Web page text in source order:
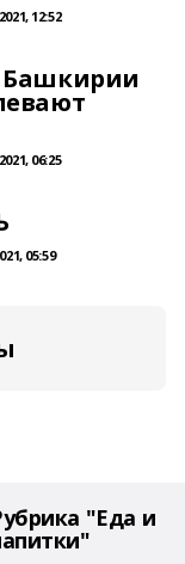
12:52
Башкирии
06:25
05:59
"Еда и